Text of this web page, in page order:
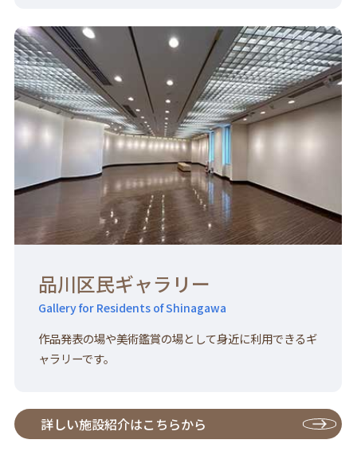
品川区民ギャラリー
Gallery for Residents of Shinagawa
作品発表の場や美術鑑賞の場として身近に利用できるギ
ャラリーです。
詳しい施設紹介はこちらから